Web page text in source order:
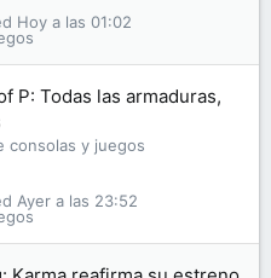
Hoy a las 01:02
P: Todas las armaduras,
consolas y juegos
Ayer a las 23:52